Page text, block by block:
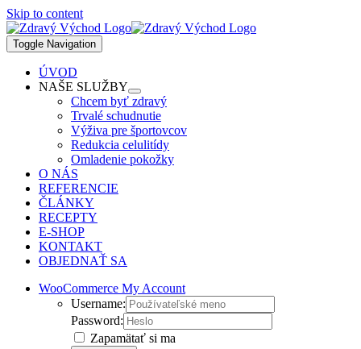
Skip to content
Toggle Navigation
ÚVOD
NAŠE SLUŽBY
Chcem byť zdravý
Trvalé schudnutie
Výživa pre športovcov
Redukcia celulitídy
Omladenie pokožky
O NÁS
REFERENCIE
ČLÁNKY
RECEPTY
E-SHOP
KONTAKT
OBJEDNAŤ SA
WooCommerce My Account
Username:
Password:
Zapamätať si ma